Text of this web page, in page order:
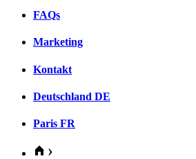
FAQs
Marketing
Kontakt
Deutschland DE
Paris FR